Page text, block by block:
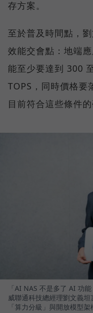
存方案。
至於普及時間點，
效能交會點：地端
能至少要達到 300
TOPS，同時價格要
目前符合這些條件
「AI NAS 不是多了 AI 功
威聯通科技總經理劉文義
「算力分級」與開放模型